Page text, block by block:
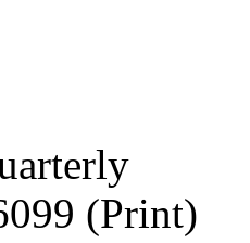
(Print)